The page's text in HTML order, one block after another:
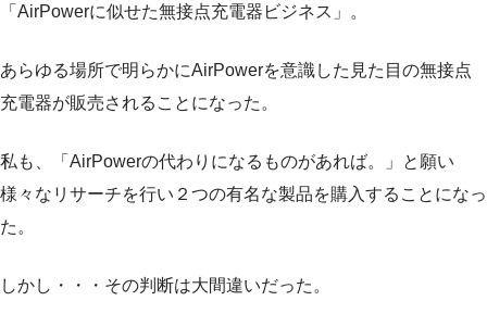
「AirPowerに似せた無接点充電器ビジネス」。
あらゆる場所で明らかにAirPowerを意識した見た目の無接点
充電器が販売されることになった。
私も、「AirPowerの代わりになるものがあれば。」と願い
様々なリサーチを行い２つの有名な製品を購入することになっ
た。
しかし・・・その判断は大間違いだった。